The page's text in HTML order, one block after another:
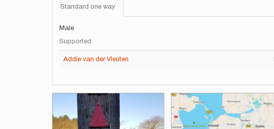
Standard one way
Male
Supported
Addie van der Vleuten